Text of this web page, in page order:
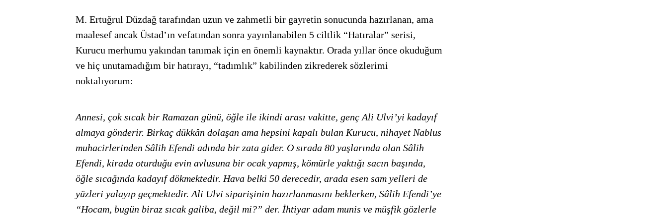
M. Ertuğrul Düzdağ tarafından uzun ve zahmetli bir gayretin sonucunda hazırlanan, ama
maalesef ancak Üstad’ın vefatından sonra yayınlanabilen 5 ciltlik “Hatıralar” serisi,
Kurucu merhumu yakından tanımak için en önemli kaynaktır. Orada yıllar önce okuduğum
ve hiç unutamadığım bir hatırayı, “tadımlık” kabilinden zikrederek sözlerimi
noktalıyorum:
Annesi, çok sıcak bir Ramazan günü, öğle ile ikindi arası vakitte, genç Ali Ulvi’yi kadayıf
almaya gönderir. Birkaç dükkân dolaşan ama hepsini kapalı bulan Kurucu, nihayet Nablus
muhacirlerinden Sâlih Efendi adında bir zata gider. O sırada 80 yaşlarında olan Sâlih
Efendi, kirada oturduğu evin avlusuna bir ocak yapmış, kömürle yaktığı sacın başında,
öğle sıcağında kadayıf dökmektedir. Hava belki 50 derecedir, arada esen sam yelleri de
yüzleri yalayıp geçmektedir. Ali Ulvi siparişinin hazırlanmasını beklerken, Sâlih Efendi’ye
“Hocam, bugün biraz sıcak galiba, değil mi?” der. İhtiyar adam munis ve müşfik gözlerle